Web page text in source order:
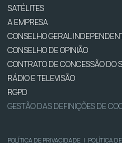
SATÉLITES
A EMPRESA
CONSELHO GERAL
CONSELHO DE OPINIÃO
CONTRATO DE CONCESSÃO DO
RÁDIO E TELEVISÃO
RGPD
GESTÃO DAS DEFINIÇÕES DE
POLÍTICA DE PRIVACIDADE | POLÍTICA